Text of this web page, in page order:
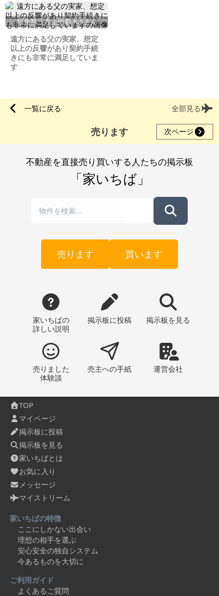
福井県三方上中郡 K.Sさん
遠方にある父の実家、想定
以上の反響があり契約手続
きにも非常に満足していま
す
一覧に戻る 全部見る
売ります 次ページ
不動産を直接売り買いする人たちの掲示板
「家いちば」
売ります 買います
家いちばの
詳しい説明
掲示板に投稿 掲示板 を見る
売りました
体験談
売主への手紙 運営会社
TOP
マイページ
掲示板に投稿
掲示板を見る
家いちばとは
お気に入り
メッセージ
マイストリーム
家いちばの特徴
ここにしかない出会い
理想の相手を選ぶ
安心安全の独自システム
今あるものを大切に
ご利用ガイド
よくあるご質問